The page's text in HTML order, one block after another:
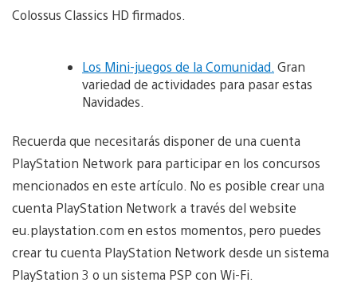
Colossus Classics HD firmados.
Los Mini-juegos de la Comunidad. Gran
variedad de actividades para pasar estas
Navidades.
Recuerda que necesitarás disponer de una cuenta
PlayStation Network para participar en los concursos
mencionados en este artículo. No es posible crear una
cuenta PlayStation Network a través del website
eu.playstation.com en estos momentos, pero puedes
crear tu cuenta PlayStation Network desde un sistema
PlayStation 3 o un sistema PSP con Wi-Fi.